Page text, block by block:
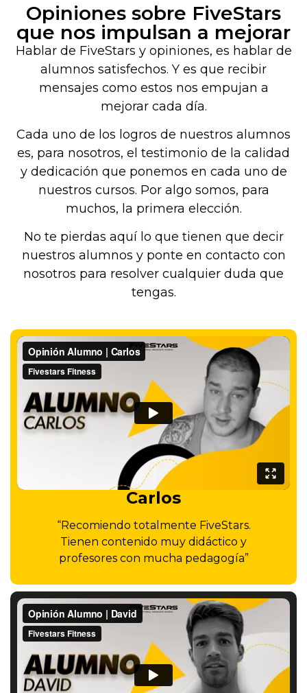
Opiniones sobre FiveStars
que nos impulsan a mejorar
Hablar de FiveStars y opiniones, es hablar de
alumnos satisfechos. Y es que recibir
mensajes como estos nos empujan a
mejorar cada día.
Cada uno de los logros de nuestros alumnos
es, para nosotros, el testimonio de la calidad
y dedicación que ponemos en cada uno de
nuestros cursos. Por algo somos, para
muchos, la primera elección.
No te pierdas aquí lo que tienen que decir
nuestros alumnos y ponte en contacto con
nosotros para resolver cualquier duda que
tengas.
Carlos
“Recomiendo totalmente FiveStars.
Tienen contenido muy didáctico y
profesores con mucha pedagogía”